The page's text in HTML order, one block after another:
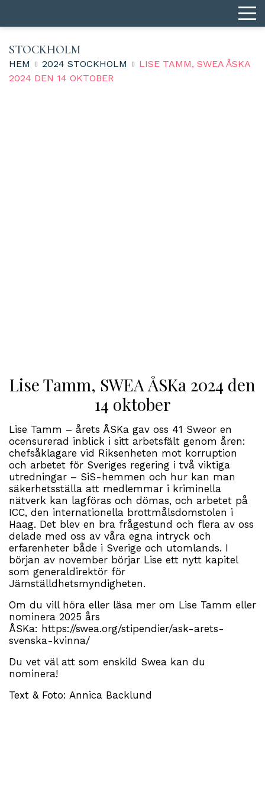
STOCKHOLM
HEM 2024 STOCKHOLM
LISE TAMM, SWEA ÅSKA
2024 DEN 14 OKTOBER
Lise Tamm, SWEA ÅSKa 2024 den
14 oktober
Lise Tamm – årets ÅSKa gav oss 41 Sweor en
ocensurerad inblick i sitt arbetsfält genom åren:
chefsåklagare vid Riksenheten mot korruption
och arbetet för Sveriges regering i två viktiga
utredningar – SiS-hemmen och hur kan man
säkerhetsställa att medlemmar i kriminella
nätverk kan lagföras och dömas, och arbetet på
ICC, den internationella brottmålsdomstolen i
Haag. Det blev en bra frågestund och flera av oss
delade med oss av våra egna intryck och
erfarenheter både i Sverige och utomlands. I
början av november börjar Lise ett nytt kapitel
som generaldirektör för
Jämställdhetsmyndigheten.
Om du vill höra eller läsa mer om Lise Tamm eller
nominera 2025 års
ÅSKa: https://swea.org/stipendier/ask-arets-
svenska-kvinna/
Du vet väl att som enskild Swea kan du
nominera!
Text & Foto: Annica Backlund